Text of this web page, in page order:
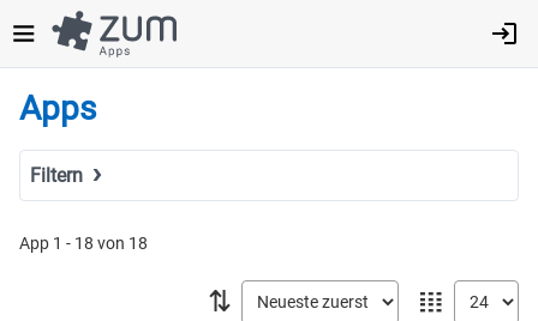
zum
Inhalt
Apps
Filtern
App 1 - 18 von 18
𝍖
⇅